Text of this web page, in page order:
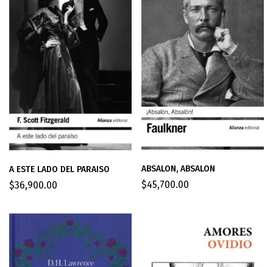
A ESTE LADO DEL PARAISO
$36,900.00
ABSALON, ABSALON
$45,700.00